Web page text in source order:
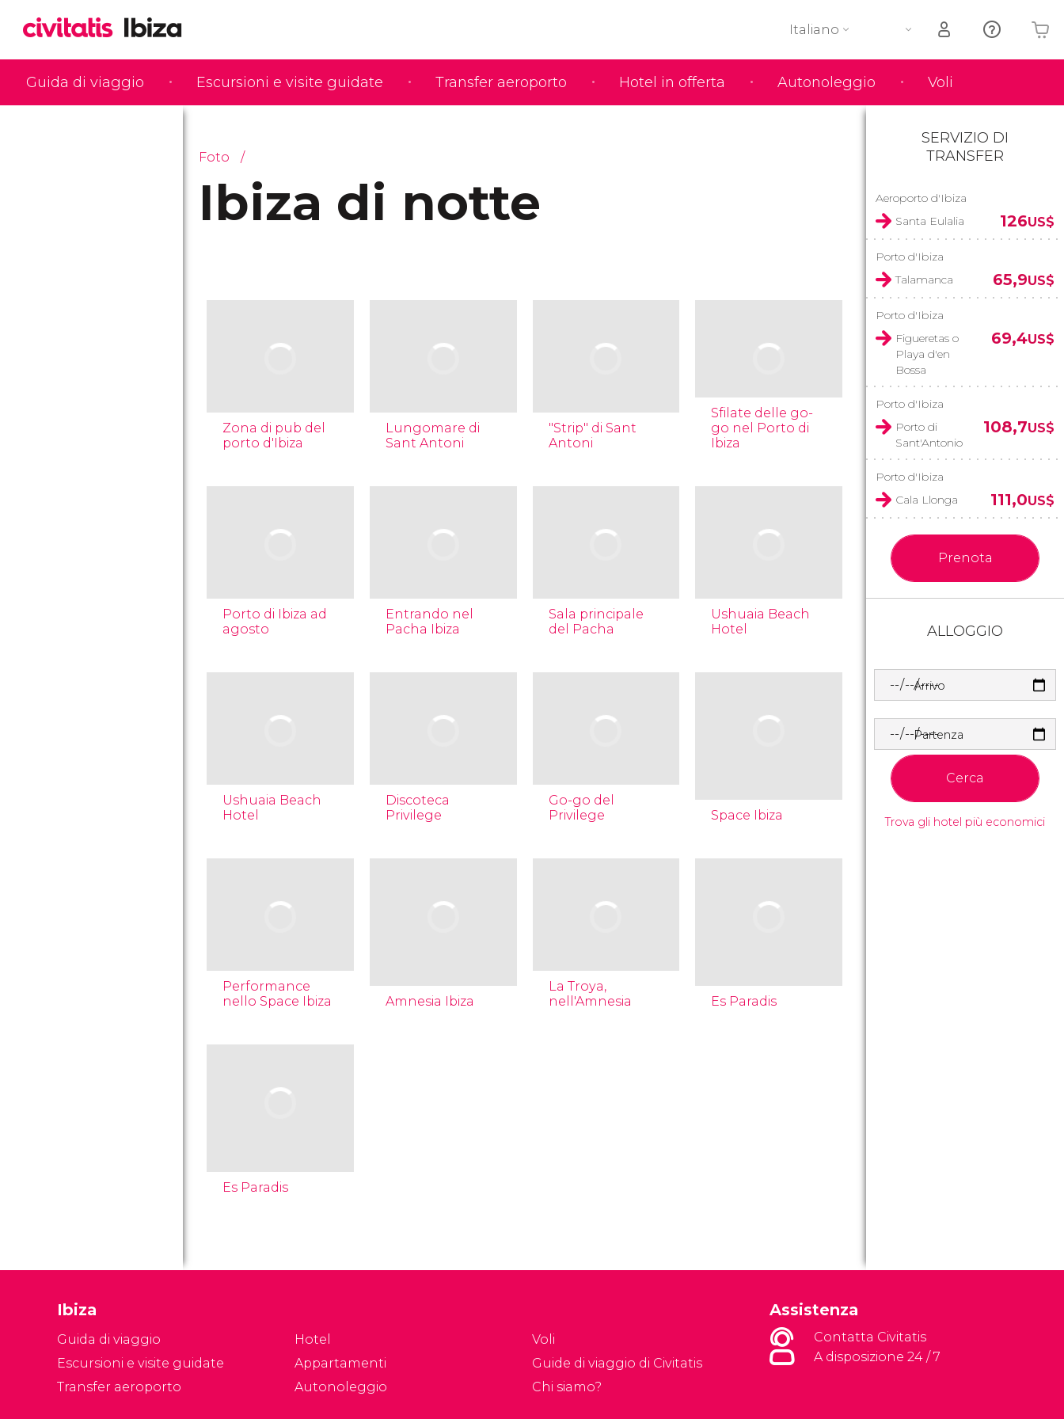
Guida di viaggio Escursioni e visite guidate Transfer aeroporto Hotel in offerta Autonoleggio Voli
Italiano
Il tuo carrello è vuoto
Foto
Ibiza di notte
Zona di pub del
porto d'Ibiza
Lungomare di
Sant Antoni
"Strip" di Sant
Antoni
Sfilate delle go-
go nel Porto di
Ibiza
Porto di Ibiza ad
agosto
Entrando nel
Pacha Ibiza
Sala principale
del Pacha
Ushuaia Beach
Hotel
Ushuaia Beach
Hotel
Discoteca
Privilege
Go-go del
Privilege
Space Ibiza
Performance
nello Space Ibiza
Amnesia Ibiza
La Troya,
nell'Amnesia
Es Paradis
Es Paradis
SERVIZIO DI
TRANSFER
Aeroporto d'Ibiza
Santa Eulalia
126US$
Porto d'Ibiza
Talamanca
65,9US$
Porto d'Ibiza
Figueretas o
Playa d'en
Bossa
69,4US$
Porto d'Ibiza
Porto di
Sant'Antonio
108,7US$
Porto d'Ibiza
Cala Llonga
111,0US$
Prenota
ALLOGGIO
Arrivo
Partenza
Cerca
Trova gli hotel più economici
Ibiza
Guida di viaggio
Escursioni e visite guidate
Transfer aeroporto
Hotel
Appartamenti
Autonoleggio
Voli
Guide di viaggio di Civitatis
Chi siamo?
Assistenza
Contatta Civitatis
A disposizione 24 / 7